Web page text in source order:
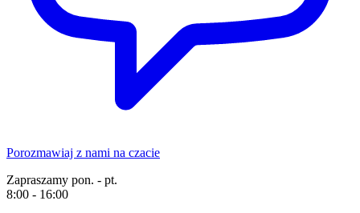
Porozmawiaj z nami na czacie
Zapraszamy pon. - pt.
8:00 - 16:00